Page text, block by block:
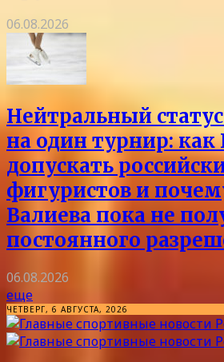
06.08.2026
Нейтральный
на один турнир: как
допускать
фигуристов и
Валиева пока не
постоянного
06.08.2026
еще
ЧЕТВЕРГ, 6 АВГУСТА, 2026